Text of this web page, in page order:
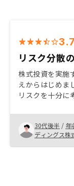
3.7
リスク分散
株式投資を実施
えからはじめま
リスクを十分に
り、担当者へ
とした回答や補
信頼して購入し
30代後半 / 年
ディングス株